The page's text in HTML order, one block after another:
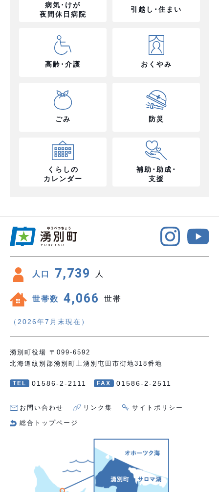
病気･けが
夜間休日病院
引越し･住まい
高齢･介護 おくやみ
ごみ 防災
くらしの
カレンダー
補助･助成･
支援
人口 7,739 人
世帯数 4,066 世帯
（2026年7月末現在）
湧別町役場 〒099-6592
北海道紋別郡湧別町上湧別屯田市街地318番地
TEL 01586-2-2111 FAX 01586-2-2511
お問い合わせ リンク集 サイトポリシー
総合トップページ